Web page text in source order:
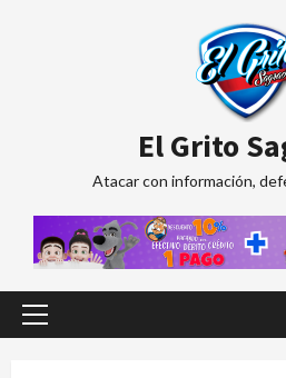
El Grito
Atacar con información,
Menú